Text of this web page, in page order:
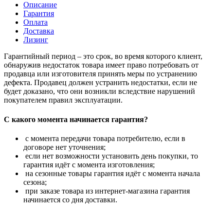
Описание
Гарантия
Оплата
Доставка
Лизинг
Гарантийный период – это срок, во время которого клиент,
обнаружив недостаток товара имеет право потребовать от
продавца или изготовителя принять меры по устранению
дефекта. Продавец должен устранить недостатки, если не
будет доказано, что они возникли вследствие нарушений
покупателем правил эксплуатации.
С какого момента начинается гарантия?
с момента передачи товара потребителю, если в
договоре нет уточнения;
если нет возможности установить день покупки, то
гарантия идёт с момента изготовления;
на сезонные товары гарантия идёт с момента начала
сезона;
при заказе товара из интернет-магазина гарантия
начинается со дня доставки.